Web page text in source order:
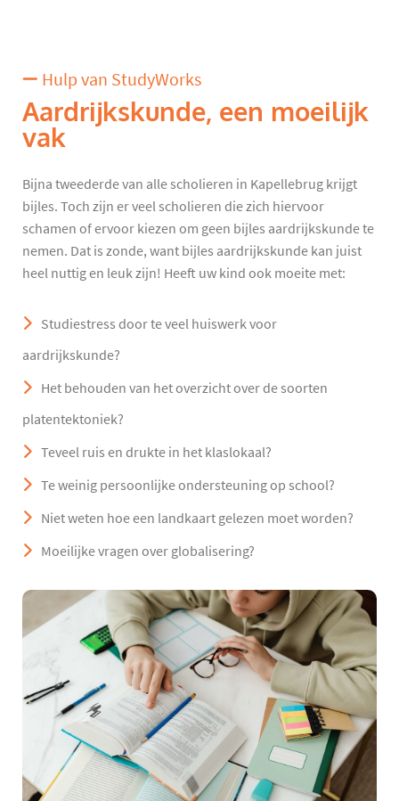
Hulp van StudyWorks
Aardrijkskunde, een moeilijk
vak
Bijna tweederde van alle scholieren in Kapellebrug krijgt
bijles. Toch zijn er veel scholieren die zich hiervoor
schamen of ervoor kiezen om geen bijles aardrijkskunde te
nemen. Dat is zonde, want bijles aardrijkskunde kan juist
heel nuttig en leuk zijn! Heeft uw kind ook moeite met:
Studiestress door te veel huiswerk voor
aardrijkskunde?
Het behouden van het overzicht over de soorten
platentektoniek?
Teveel ruis en drukte in het klaslokaal?
Te weinig persoonlijke ondersteuning op school?
Niet weten hoe een landkaart gelezen moet worden?
Moeilijke vragen over globalisering?